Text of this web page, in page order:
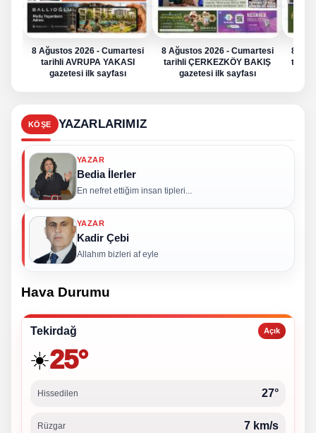
8 Ağustos 2026 - Cumartesi
tarihli AVRUPA YAKASI
gazetesi ilk sayfası
8 Ağustos 2026 - Cumartesi
tarihli ÇERKEZKÖY BAKIŞ
gazetesi ilk sayfası
8
tarihli
KÖŞE YAZARLARIMIZ
YAZAR
Bedia İlerler
En nefret ettiğim insan tipleri...
YAZAR
Kadir Çebi
Allahım bizleri af eyle
Hava Durumu
Tekirdağ Açık
☀️25°
Hissedilen 27°
Rüzgar 7 km/s